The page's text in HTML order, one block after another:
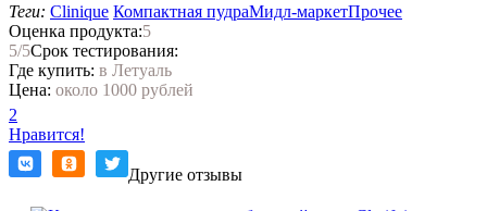
Теги: Clinique Компактная пудраМидл-маркетПрочее
Оценка продукта:5
5/5Срок тестирования:
Где купить: в Летуаль
Цена: около 1000 рублей
2
Нравится!
Другие отзывы